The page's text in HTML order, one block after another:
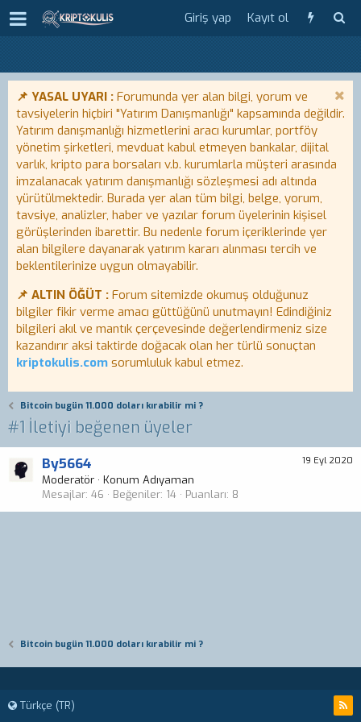
Giriş yap Kayıt ol
📌 YASAL UYARI : Forumunda yer alan bilgi, yorum ve
tavsiyelerin hiçbiri "Yatırım Danışmanlığı" kapsamında değildir.
Yatırım danışmanlığı hizmetlerini aracı kurumlar, portföy
yönetim şirketleri, mevduat kabul etmeyen bankalar, dijital
varlık, kripto para borsaları v.b. kurumlarla müşteri arasında
imzalanacak yatırım danışmanlığı sözleşmesi adı altında
yürütülmektedir. Burada yer alan tüm bilgi, belge, yorum,
tavsiye, analizler, haber ve yazılar forum üyelerinin kişisel
görüşlerinden ibarettir. Bu nedenle forum içeriklerinde yer
alan bilgilere dayanarak yatırım kararı alınması tercih ve
beklentilerinize uygun olmayabilir.
📌 ALTIN ÖĞÜT : Forum sitemizde okumuş olduğunuz
bilgiler fikir verme amacı güttüğünü unutmayın! Edindiğiniz
bilgileri akıl ve mantık çerçevesinde değerlendirmeniz size
kazandırır aksi taktirde doğacak olan her türlü sonuçtan
kriptokulis.com sorumluluk kabul etmez.
Bitcoin bugün 11.000 doları kırabilir mi ?
#1 İletiyi beğenen üyeler
19 Eyl 2020
By5664
Moderatör · Konum Adıyaman
Mesajlar 46 Beğeniler 14 Puanları 8
Bitcoin bugün 11.000 doları kırabilir mi ?
Türkçe (TR)